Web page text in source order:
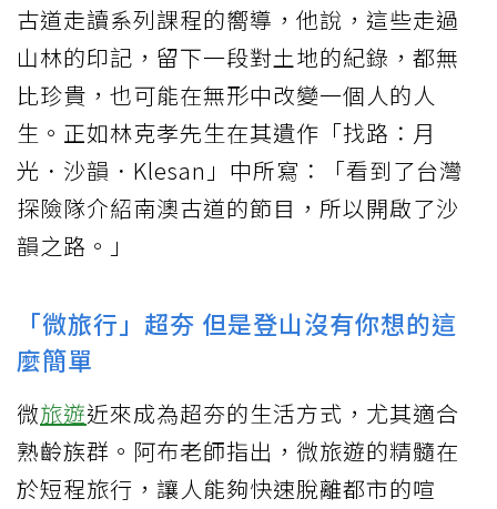
古道走讀系列課程的嚮導，他說，這些走過
山林的印記，留下一段對土地的紀錄，都無
比珍貴，也可能在無形中改變一個人的人
生。正如林克孝先生在其遺作「找路：月
光．沙韻．Klesan」中所寫：「看到了台灣
探險隊介紹南澳古道的節目，所以開啟了沙
韻之路。」
「微旅行」超夯 但是登山沒有你想的這
麼簡單
微旅遊近來成為超夯的生活方式，尤其適合
熟齡族群。阿布老師指出，微旅遊的精髓在
於短程旅行，讓人能夠快速脫離都市的喧